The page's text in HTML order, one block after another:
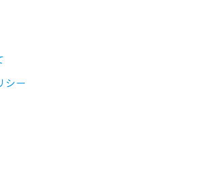
シー